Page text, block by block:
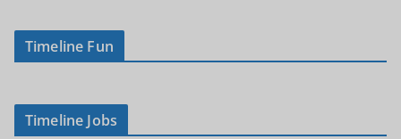
Timeline Fun
Timeline Jobs